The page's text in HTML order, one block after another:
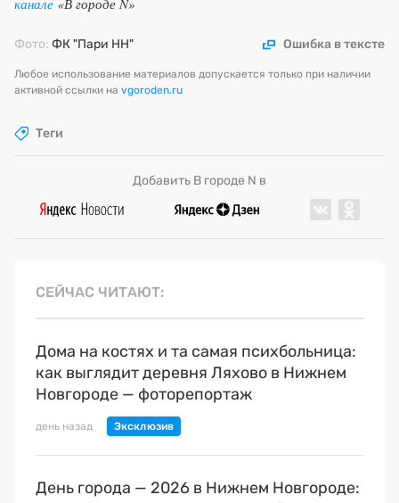
Фото: ФК "Пари НН" Ошибка в тексте
Любое использование материалов допускается только при наличии
активной ссылки на vgoroden.ru
Теги
Добавить В городе N в
СЕЙЧАС ЧИТАЮТ
Дома на костях и та самая психбольница:
как выглядит деревня Ляхово в Нижнем
Новгороде — фоторепортаж
день назад
День города — 2026 в Нижнем Новгороде: